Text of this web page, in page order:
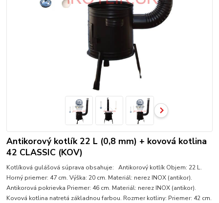
Antikorový kotlík 22 L (0,8 mm) + kovová kotlina
42 CLASSIC (KOV)
Kotlíková gulášová súprava obsahuje: Antikorový kotlík Objem: 22 L.
Horný priemer: 47 cm. Výška: 20 cm. Materiál: nerez INOX (antikor).
Antikorová pokrievka Priemer: 46 cm. Materiál: nerez INOX (antikor).
Kovová kotlina natretá základnou farbou. Rozmer kotliny: Priemer: 42 cm.